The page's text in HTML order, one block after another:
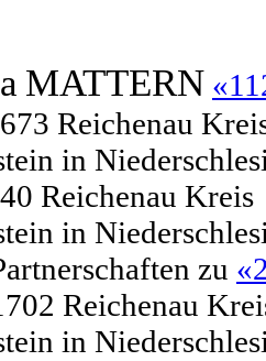
MATTERN
Reichenau
in
Reichenau Kreis
in
zu
Reichenau
in